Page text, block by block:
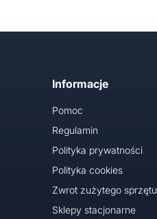
Informacje
Pomoc
Regulamin
Polityka prywatności
Polityka cookies
Zwrot zużytego sprzętu
Sklepy stacjonarne